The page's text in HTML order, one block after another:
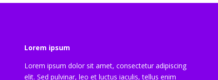
Lorem ipsum
Lorem ipsum dolor sit amet, consectetur adipiscing
elit. Sed pulvinar, leo et luctus iaculis, tellus enim